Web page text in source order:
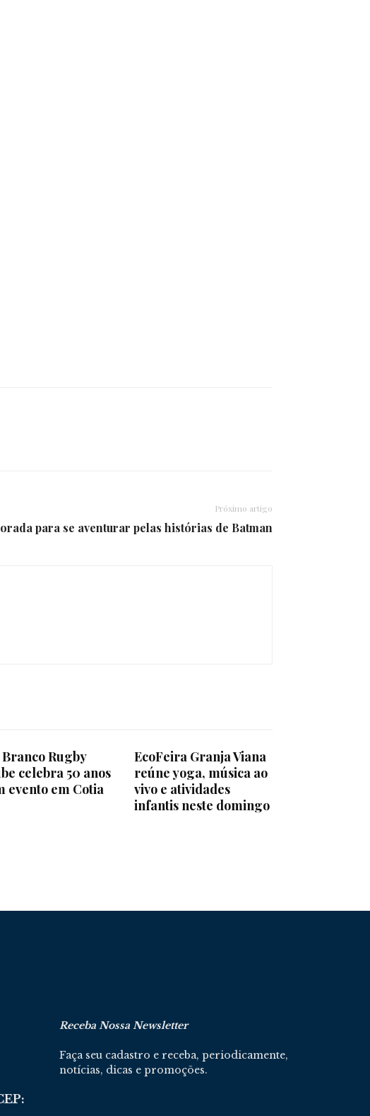
Próximo artigo
para se aventurar pelas histórias de Batman
Branco Rugby
celebra 50 anos
evento em Cotia
EcoFeira Granja Viana
reúne yoga, música ao
vivo e atividades
infantis neste domingo
Receba Nossa Newsletter
Faça seu cadastro e receba, periodicamente,
notícias, dicas e promoções.